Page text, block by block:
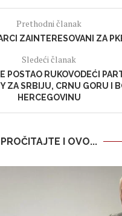
Prethodni članak
ZAINTERESOVANI ZA
Sledeći članak
POSTAO RUKOVODEĆI
ZA SRBIJU, CRNU GORU I
HERCEGOVINU
PROČITAJTE I OVO...